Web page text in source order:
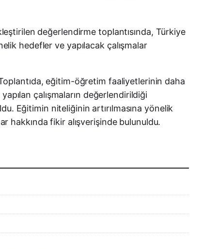
Facebook
WhatsApp
Telegram
LinkedIn
değerlendirme toplantısında, Türkiye
hedefler ve yapılacak çalışmalar
eğitim-öğretim faaliyetlerinin daha
çalışmaların değerlendirildiği
Eğitimin niteliğinin artırılmasına yönelik
hakkında fikir alışverişinde bulunuldu.